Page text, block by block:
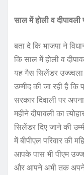
साल में होली व
बता दे कि भाजपा ने
कि साल में होली व
यह गैस सिलेंडर उज्ज्वला
उम्मीद की जा रही है
सरकार दिवाली पर
महीने दीपावली का
सिलेंडर दिए जाने की
में बीपीएल परिवार की
आपके पास भी पीएम
और आपने अभी तक अपने